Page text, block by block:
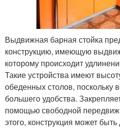
Выдвижная барная стойка
конструкцию, имеющую
которому происходит
Такие устройства имеют
обеденных столов, поскольку
большего удобства.
помощью свободной
этого, конструкция может